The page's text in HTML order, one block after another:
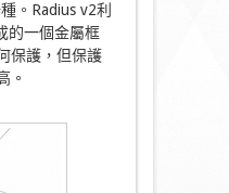
。Radius v2利
的一個金屬框
保護，但保護
。